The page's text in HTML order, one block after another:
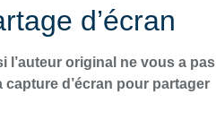
d’écran
l’auteur original ne vous a pas
d’écran pour partager